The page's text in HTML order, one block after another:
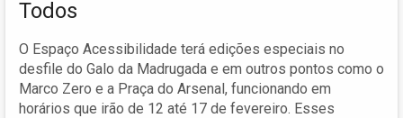
Todos
O Espaço Acessibilidade terá edições especiais no
desfile do Galo da Madrugada e em outros pontos como o
Marco Zero e a Praça do Arsenal, funcionando em
horários que irão de 12 até 17 de fevereiro. Esses